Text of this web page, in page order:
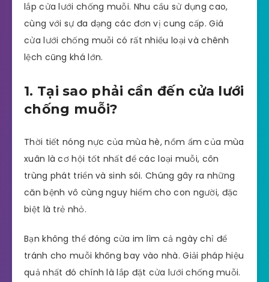
lắp cửa lưới chống muỗi. Nhu cầu sử dụng cao,
cùng với sự đa dạng các đơn vị cung cấp. Giá
cửa lưới chống muỗi có rất nhiều loại và chênh
lệch cũng khá lớn.
1. Tại sao phải cần đến cửa lưới
chống muỗi?
Thời tiết nóng nực của mùa hè, nồm ẩm của mùa
xuân là cơ hội tốt nhất để các loại muỗi, côn
trùng phát triển và sinh sôi. Chúng gây ra những
căn bệnh vô cùng nguy hiểm cho con người, đặc
biệt là trẻ nhỏ.
Bạn không thể đóng cửa im lìm cả ngày chỉ để
tránh cho muỗi không bay vào nhà. Giải pháp hiệu
quả nhất đó chính là lắp đặt cửa lưới chống muỗi.